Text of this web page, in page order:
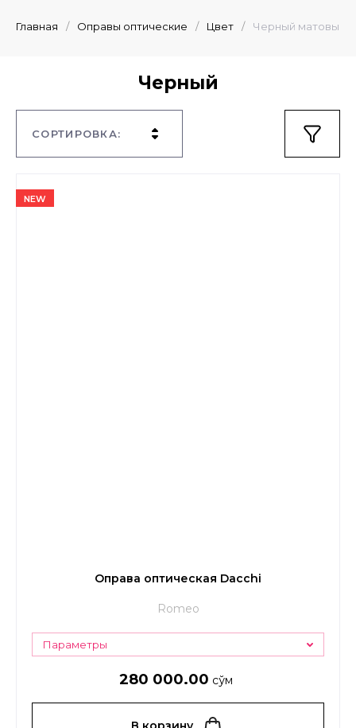
Главная / Оправы оптические / Цвет / Черный матовый
Черный
СОРТИРОВКА:
NEW
Оправа оптическая Dacchi
Romeo
Параметры
280 000.00 сўм